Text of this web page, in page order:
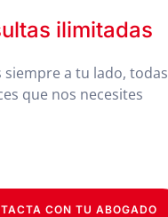
ilimitadas
siempre a tu lado, todas
que nos necesites
CON TU ABOGADO